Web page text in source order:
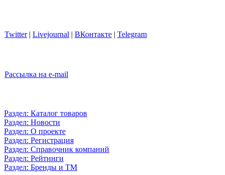
Twitter| Livejournal | ВКонтакте | Telegram
Рассылка на e-mail
Раздел: Каталог товаров
Раздел: Новости
Раздел: О проекте
Раздел: Регистрация
Раздел: Справочник компаний
Раздел: Рейтинги
Раздел: Бренды и ТМ